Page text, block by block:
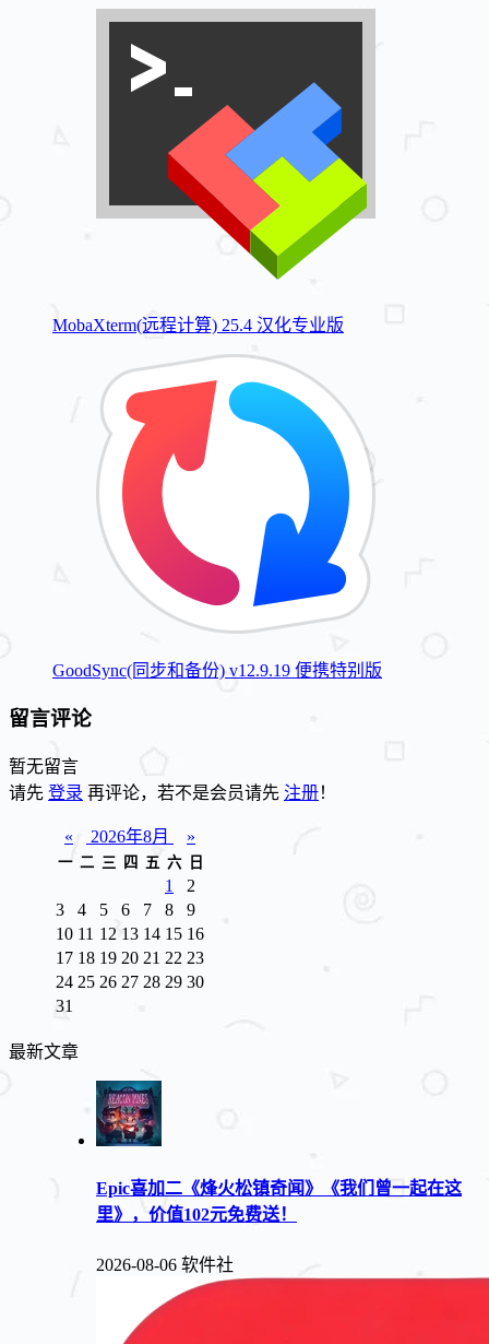
MobaXterm(远程计算) 25.4 汉化专业版
GoodSync(同步和备份) v12.9.19 便携特别版
留言评论
暂无留言
请先 登录 再评论，若不是会员请先 注册！
« 2026年8月 »
一 二 三 四 五 六 日
1
2
3
4 5 6 7 8
9
10 11 12 13 14 15 16
17 18 19 20 21 22 23
24 25 26 27 28 29 30
31
最新文章
Epic喜加二《烽火松镇奇闻》《我们曾一起在这
里》，价值102元免费送！
2026-08-06 软件社